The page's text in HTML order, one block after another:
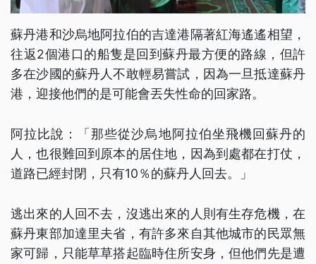
蘇丹港和沙烏地阿拉伯的吉達港隔著紅海遙遙相望，
往返2個港口的船隻是回到蘇丹最方便的路線，但許
多在沙國的蘇丹人不敢輕易嘗試，因為一旦抵達蘇丹
港，迎接他們的是可能會丟失性命的回家路。
阿拉比說：「那些從沙烏地阿拉伯坐飛機回蘇丹的
人，也很難回到原本的居住地，因為到處都在打仗，
道路已經封閉，只有10％的蘇丹人回去。」
逃出來的人回不去，沒逃出來的人則有生存危機，在
蘇丹東部加達里夫省，有許多來自其他城市的民眾無
家可歸，只能草草搭起臨時住所安身，但他們先是遭